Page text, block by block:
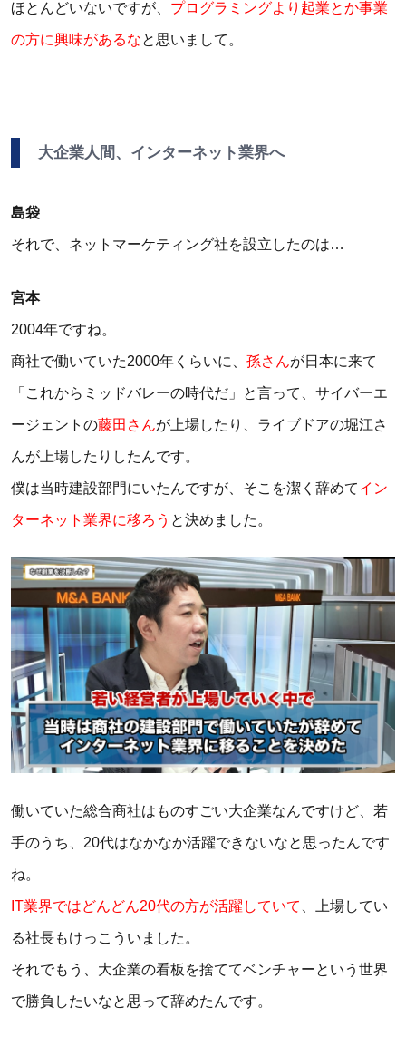
ほとんどいないですが、 プログラミングより起業とか事業
の方に興味があるなと思いまして。
大企業人間、インターネット業界へ
島袋
それで、ネットマーケティング社を設立したのは…
宮本
2004年ですね。
商社で働いていた2000年くらいに、孫さんが日本に来て
「これからミッドバレーの時代だ」と言って、サイバーエ
ージェントの藤田さんが上場したり、ライブドアの堀江さ
んが上場したりしたんです。
僕は当時建設部門にいたんですが、そこを潔く辞めてイン
ターネット業界に移ろう と決めました。
働いていた総合商社はものすごい大企業なんですけど、若
手のうち、20代はなかなか活躍できないなと思ったんです
ね。
IT業界ではどんどん20代の方が活躍していて 、上場してい
る社長もけっこういました。
それでもう、大企業の看板を捨ててベンチャーという世界
で勝負したいなと思って辞めたんです。